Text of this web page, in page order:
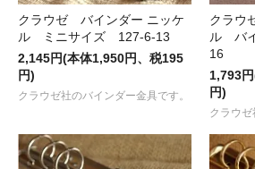
クラウゼ バインダー ニッケ
ル ミニサイズ 127-6-13
2,145円(本体1,950円、税195
円)
クラウゼ社のバインダー金具です。
クラウ
ル バ
16
1,793
円)
クラウゼ